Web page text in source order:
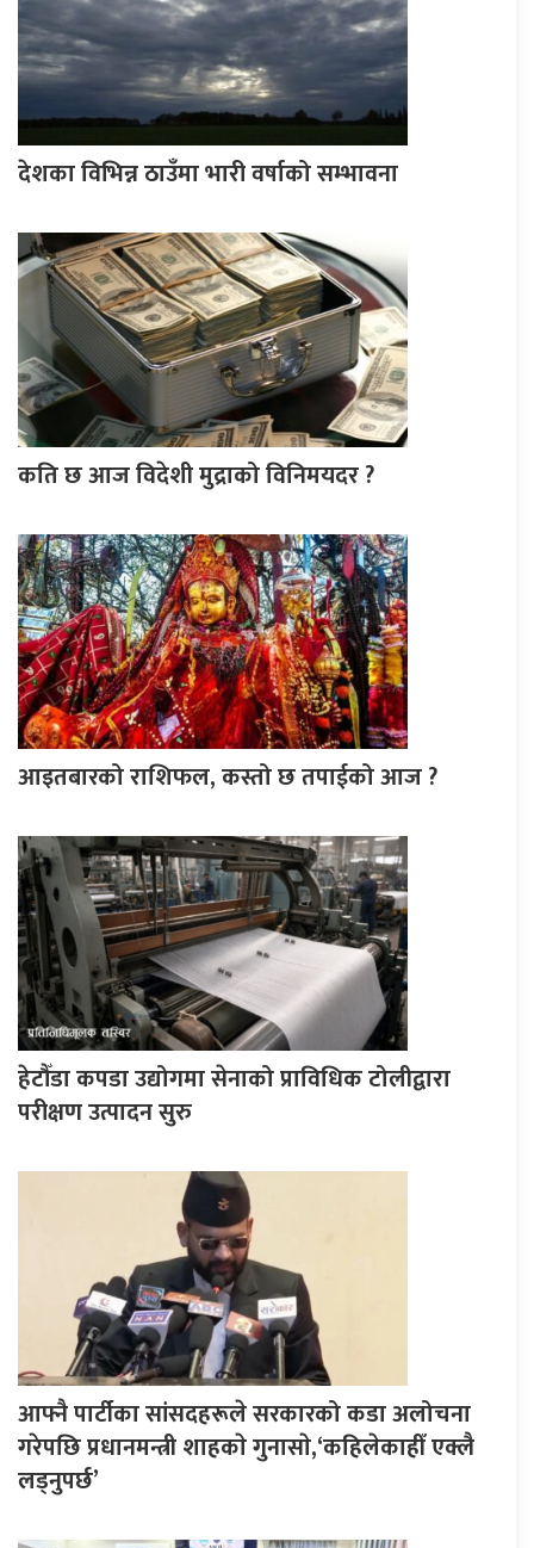
देशका विभिन्न ठाउँमा भारी वर्षाको सम्भावना
कति छ आज विदेशी मुद्राको विनिमयदर ?
आइतबारको राशिफल, कस्तो छ तपाईको आज ?
हेटौँडा कपडा उद्योगमा सेनाको प्राविधिक टोलीद्वारा
परीक्षण उत्पादन सुरु
आफ्नै पार्टीका सांसदहरूले सरकारको कडा अलोचना
गरेपछि प्रधानमन्त्री शाहकाे गुनासाे,‘कहिलेकाहीँ एक्लै
लड्नुपर्छ’